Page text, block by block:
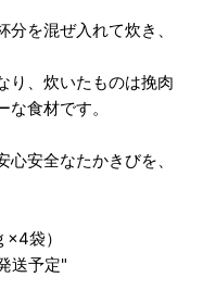
を混ぜ入れて炊き、
り、炊いたものは挽肉
食材です。
安全なたかきびを、
袋）
送予定"